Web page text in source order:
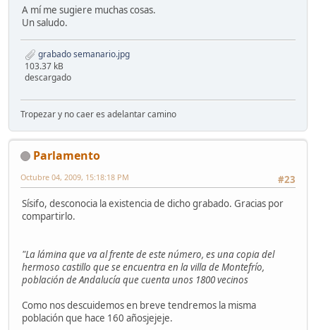
A mí me sugiere muchas cosas.
Un saludo.
grabado semanario.jpg
103.37 kB
descargado
Tropezar y no caer es adelantar camino
Parlamento
#23
Octubre 04, 2009, 15:18:18 PM
Sísifo, desconocia la existencia de dicho grabado. Gracias por
compartirlo.
"La lámina que va al frente de este número, es una copia del
hermoso castillo que se encuentra en la villa de Montefrío,
población de Andalucía que cuenta unos 1800 vecinos
Como nos descuidemos en breve tendremos la misma
población que hace 160 añosjejeje.